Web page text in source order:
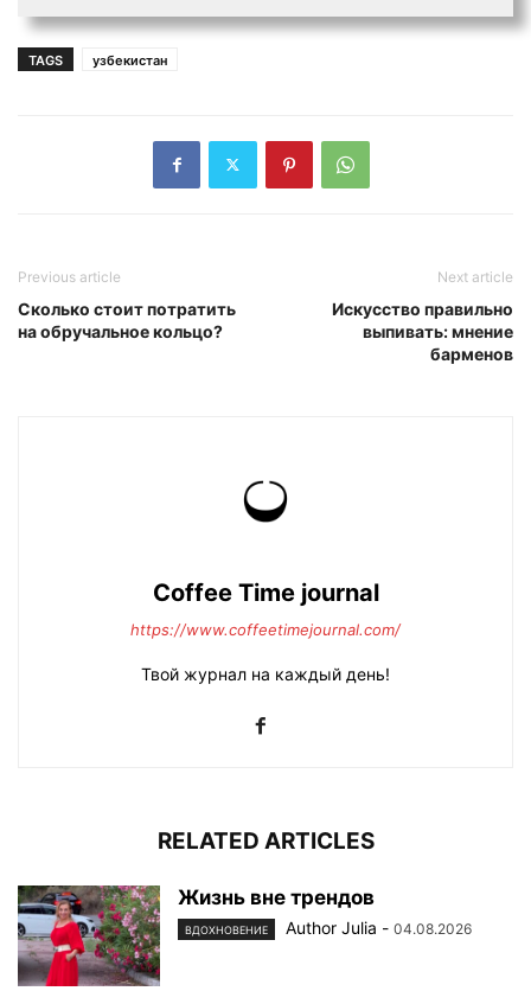
TAGS узбекистан
Previous article
Сколько стоит потратить
на обручальное кольцо?
Next article
Искусство правильно
выпивать: мнение
барменов
Coffee Time journal
https://www.coffeetimejournal.com/
Твой журнал на каждый день!
RELATED ARTICLES
Жизнь вне трендов
ВДОХНОВЕНИЕ Author Julia - 04.08.2026